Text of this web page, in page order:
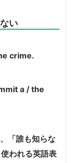
い
crime.
a / the
「誰も知らな
われる英語表